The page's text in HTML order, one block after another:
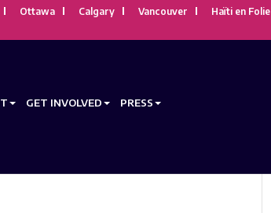
Ottawa Calgary Vancouver Haïti en Folie
GET INVOLVED PRESS